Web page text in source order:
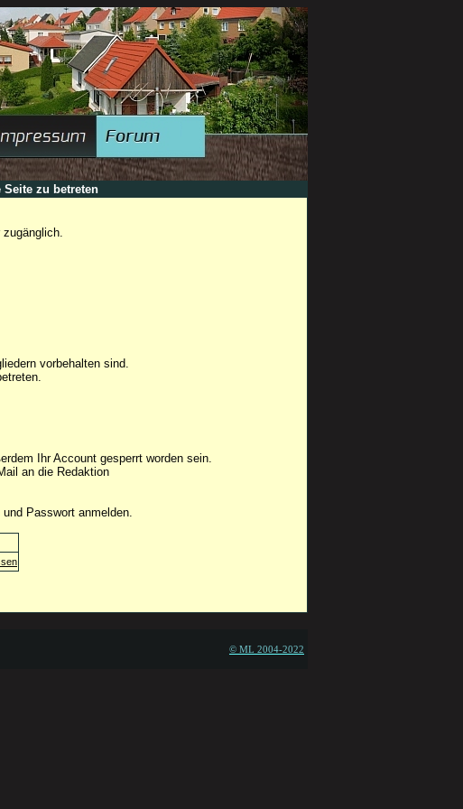
zu betreten
vorbehalten sind.
Ihr Account gesperrt worden sein.
an die Redaktion
Passwort anmelden.
© ML 2004-2022